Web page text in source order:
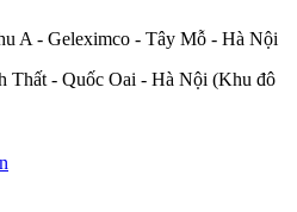
A - Geleximco - Tây Mỗ - Hà Nội
Thất - Quốc Oai - Hà Nội (Khu đô